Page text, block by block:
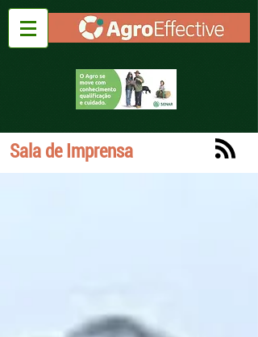
Sala de Imprensa